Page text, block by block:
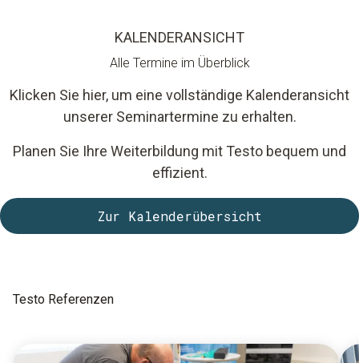
KALENDERANSICHT
Alle Termine im Überblick
Klicken Sie hier, um eine vollständige Kalenderansicht
unserer Seminartermine zu erhalten.
Planen Sie Ihre Weiterbildung mit Testo bequem und
effizient.
Zur Kalenderübersicht
Testo Referenzen